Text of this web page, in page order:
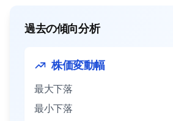
過去の傾向分析
株価変動幅
最大下落
最小下落